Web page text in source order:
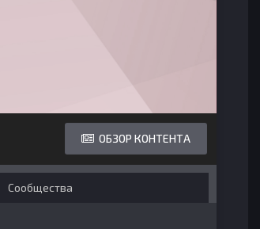
ОБЗОР КОНТЕНТА
Сообщества